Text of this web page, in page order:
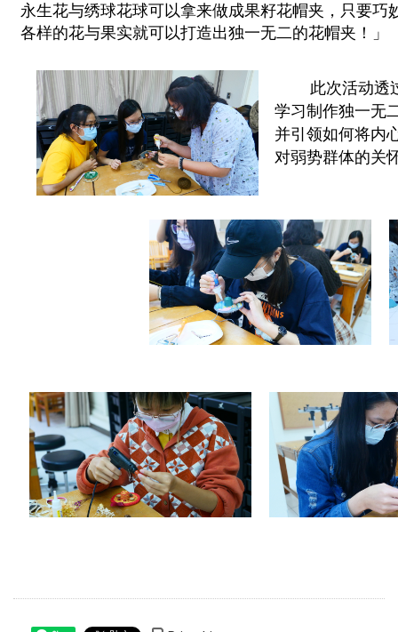
永生花与绣球花球可以拿来做成果籽花帽夹，只要巧
各样的花与果实就可以打造出独一无二的花帽夹！」
此次活动透
学习制作独一无
并引领如何将内
对弱势群体的关